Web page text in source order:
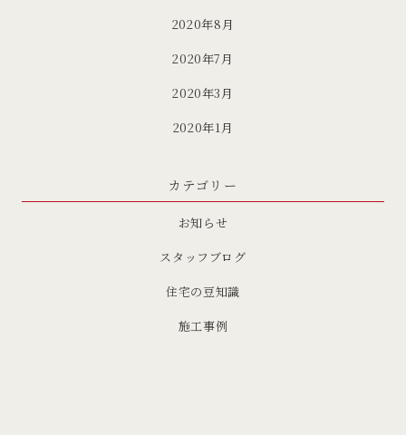
2020年8月
2020年7月
2020年3月
2020年1月
カテゴリー
お知らせ
スタッフブログ
住宅の豆知識
施工事例